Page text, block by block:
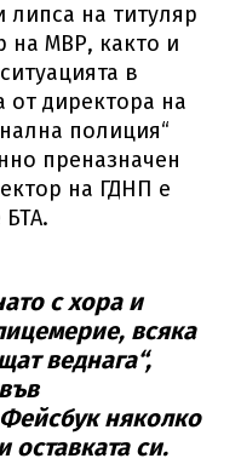
липса на титуляр
на МВР, както и
в
от директора на
полиция“
преназначен
на ГДНП е
с хора и
всяка
веднага“,
няколко
оставката си.